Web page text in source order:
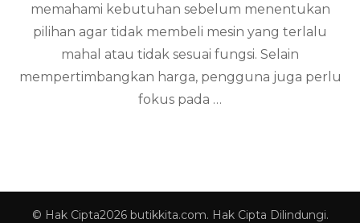
memahami kebutuhan sebelum menentukan
pilihan agar tidak membeli mesin yang terlalu
mahal atau tidak sesuai fungsi. Selain
mempertimbangkan harga, pengguna juga perlu
fokus pada …
© Hak Cipta2026 butikkita.com. Hak Cipta Dilindungi.